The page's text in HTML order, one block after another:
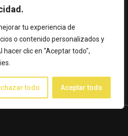
tu experiencia de
o contenido personalizados y
clic en "Aceptar todo",
todo Aceptar todo
CLÍNICA CEMTRO
al
735 57 57